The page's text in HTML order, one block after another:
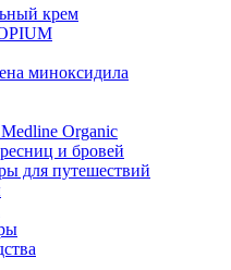
крем
миноксидила
Organic
и бровей
для путешествий